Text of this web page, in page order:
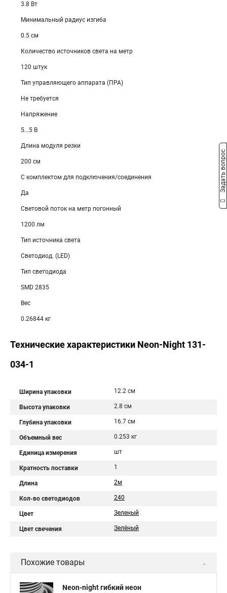
3.8 Вт
Минимальный радиус изгиба
0.5 см
Количество источников света на метр
120 штук
Тип управляющего аппарата (ПРА)
Не требуется
Напряжение
5...5 В
Длина модуля резки
200 см
С комплектом для подключения/соединения
Да
Световой поток на метр погонный
1200 лм
Тип источника света
Светодиод. (LED)
Тип светодиода
SMD 2835
Вес
0.26844 кг
Технические характеристики Neon-Night 131-
034-1
Ширина упаковки 12.2 см
Высота упаковки 2.8 см
Глубина упаковки 16.7 см
Объемный вес 0.253 кг
Единица измерения шт
Кратность поставки 1
Длина 2м
Кол-во светодиодов 240
Цвет Зеленый
Цвет свечения Зелёный
Похожие товары
Neon-night гибкий неон
Задать вопрос